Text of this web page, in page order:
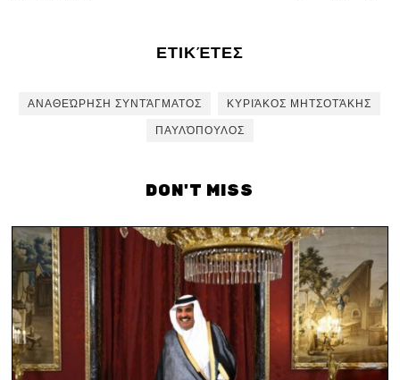
ΕΤΙΚΈΤΕΣ
ΑΝΑΘΕΏΡΗΣΗ ΣΥΝΤΆΓΜΑΤΟΣ
ΚΥΡΙΆΚΟΣ ΜΗΤΣΟΤΆΚΗΣ
ΠΑΥΛΌΠΟΥΛΟΣ
DON'T MISS